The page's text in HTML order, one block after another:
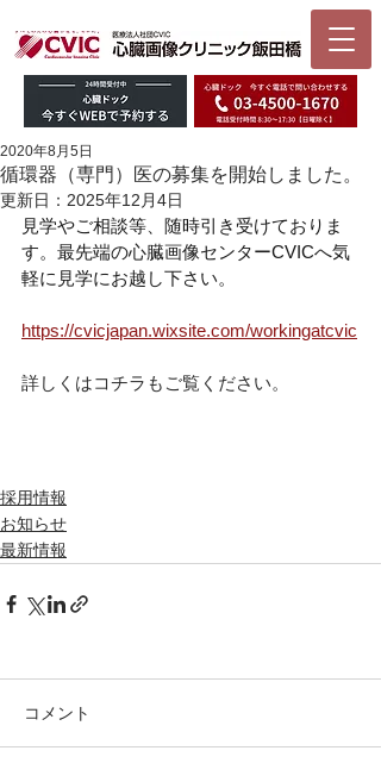
循環器（専門）医の募集を開始しました。
2020年8月5日
更新日： 2025年12月4日
見学やご相談等、随時引き受けておりま
す。最先端の心臓画像センターCVICへ気
軽に見学にお越し下さい。
https://cvicjapan.wixsite.com/workingatcvic
詳しくはコチラもご覧ください。
採用情報
お知らせ
最新情報
コメント